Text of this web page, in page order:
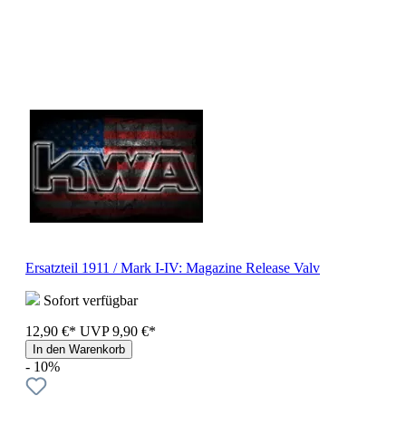
Ersatzteil 1911 / Mark I-IV: Magazine Release Valv
Sofort verfügbar
12,90 €* UVP 9,90 €*
In den Warenkorb
- 10%